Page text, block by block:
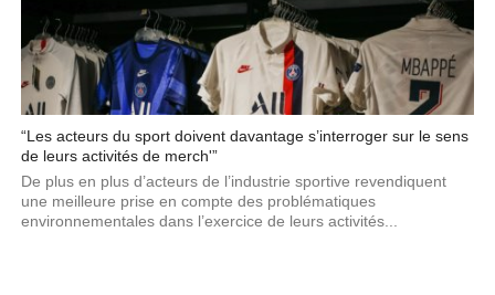
“Les acteurs du sport doivent davantage s’interroger sur le sens
de leurs activités de merch'”
De plus en plus d’acteurs de l’industrie sportive revendiquent
une meilleure prise en compte des problématiques
environnementales dans l’exercice de leurs activités...